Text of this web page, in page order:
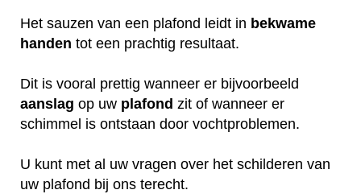
Het sauzen van een plafond leidt in bekwame
handen tot een prachtig resultaat.
Dit is vooral prettig wanneer er bijvoorbeeld
aanslag op uw plafond zit of wanneer er
schimmel is ontstaan door vochtproblemen.
U kunt met al uw vragen over het schilderen van
uw plafond bij ons terecht.